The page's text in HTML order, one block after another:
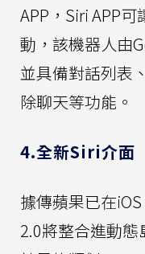
APP，Siri APP
動，該機器人由
並具備對話列表
除聊天等功能。
4.全新Siri介面
據傳蘋果已在
2.0將整合進動